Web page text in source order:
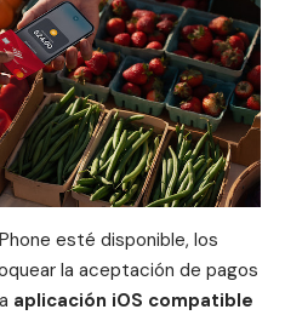
esté disponible, los
la aceptación de pagos
aplicación iOS compatible